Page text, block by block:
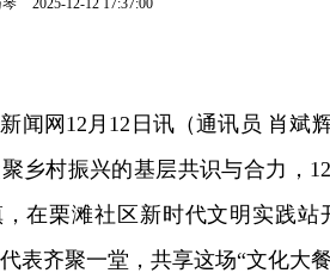
2025-12-12 17:37:00
闻网12月12日讯（通讯员 肖斌
乡村振兴的基层共识与合力，
在栗滩社区新时代文明实践
表齐聚一堂，共享这场“文化大餐